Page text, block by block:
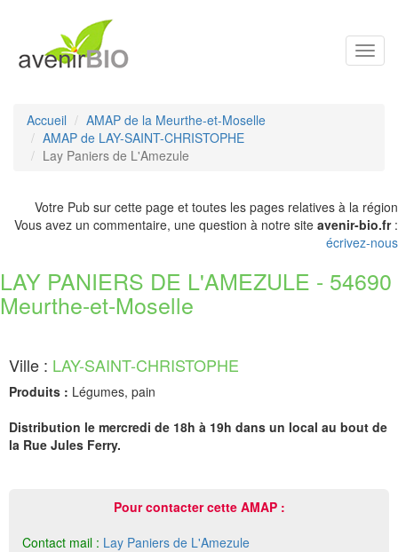
Accueil
AMAP de la Meurthe-et-Moselle
AMAP de LAY-SAINT-CHRISTOPHE
Lay Paniers de L'Amezule
Votre Pub sur cette page et toutes les pages relatives à la région
Vous avez un commentaire, une question à notre site avenir-bio.fr:
écrivez-nous
LAY PANIERS DE L'AMEZULE - 54690
Meurthe-et-Moselle
Ville : LAY-SAINT-CHRISTOPHE
Produits : Légumes, pain
Distribution le mercredi de 18h à 19h dans un local au bout de
la Rue Jules Ferry.
Pour contacter cette AMAP :
Contact mail : Lay Paniers de L'Amezule